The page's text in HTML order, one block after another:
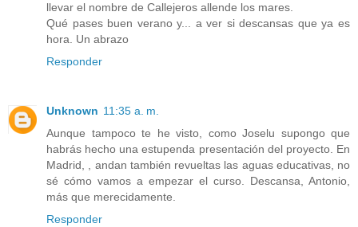
llevar el nombre de Callejeros allende los mares.
Qué pases buen verano y... a ver si descansas que ya es
hora. Un abrazo
Responder
Unknown 11:35 a. m.
Aunque tampoco te he visto, como Joselu supongo que
habrás hecho una estupenda presentación del proyecto. En
Madrid, , andan también revueltas las aguas educativas, no
sé cómo vamos a empezar el curso. Descansa, Antonio,
más que merecidamente.
Responder